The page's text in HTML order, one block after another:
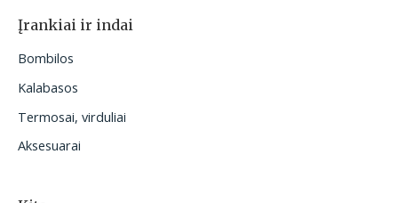
Įrankiai ir indai
Bombilos
Kalabasos
Termosai, virduliai
Aksesuarai